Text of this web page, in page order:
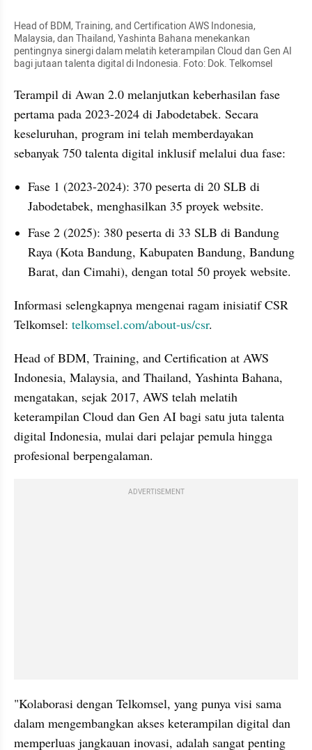
Head of BDM, Training, and Certification AWS Indonesia,
Malaysia, dan Thailand, Yashinta Bahana menekankan
pentingnya sinergi dalam melatih keterampilan Cloud dan Gen AI
bagi jutaan talenta digital di Indonesia. Foto: Dok. Telkomsel
Terampil di Awan 2.0 melanjutkan keberhasilan fase
pertama pada 2023-2024 di Jabodetabek. Secara
keseluruhan, program ini telah memberdayakan
sebanyak 750 talenta digital inklusif melalui dua fase:
Fase 1 (2023-2024): 370 peserta di 20 SLB di
Jabodetabek, menghasilkan 35 proyek website.
Fase 2 (2025): 380 peserta di 33 SLB di Bandung
Raya (Kota Bandung, Kabupaten Bandung, Bandung
Barat, dan Cimahi), dengan total 50 proyek website.
Informasi selengkapnya mengenai ragam inisiatif CSR
Telkomsel: telkomsel.com/about-us/csr.
Head of BDM, Training, and Certification at AWS
Indonesia, Malaysia, and Thailand, Yashinta Bahana,
mengatakan, sejak 2017, AWS telah melatih
keterampilan Cloud dan Gen AI bagi satu juta talenta
digital Indonesia, mulai dari pelajar pemula hingga
profesional berpengalaman.
ADVERTISEMENT
"Kolaborasi dengan Telkomsel, yang punya visi sama
dalam mengembangkan akses keterampilan digital dan
memperluas jangkauan inovasi, adalah sangat penting